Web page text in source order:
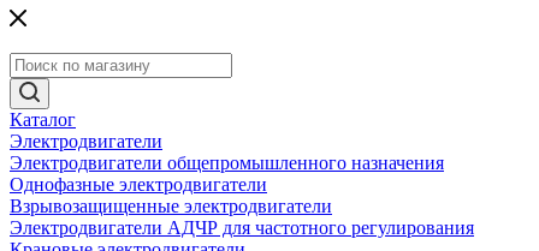
Каталог
Электродвигатели
Электродвигатели общепромышленного назначения
Однофазные электродвигатели
Взрывозащищенные электродвигатели
Электродвигатели АДЧР для частотного регулирования